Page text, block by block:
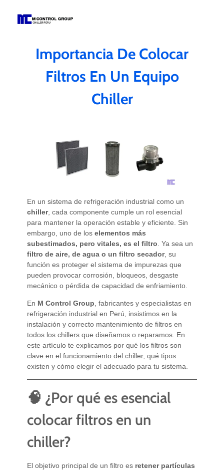
Importancia De Colocar
Filtros En Un Equipo
Chiller
En un sistema de refrigeración industrial como un
chiller, cada componente cumple un rol esencial
para mantener la operación estable y eficiente. Sin
embargo, uno de los elementos más
subestimados, pero vitales, es el filtro . Ya sea un
filtro de aire, de agua o un filtro secador, su
función es proteger el sistema de impurezas que
pueden provocar corrosión, bloqueos, desgaste
mecánico o pérdida de capacidad de enfriamiento.
En M Control Group , fabricantes y especialistas en
refrigeración industrial en Perú, insistimos en la
instalación y correcto mantenimiento de filtros en
todos los chillers que diseñamos o reparamos. En
este artículo te explicamos por qué los filtros son
clave en el funcionamiento del chiller, qué tipos
existen y cómo elegir el adecuado para tu sistema.
🧠 ¿Por qué es esencial
colocar filtros en un
chiller?
El objetivo principal de un filtro es retener partículas